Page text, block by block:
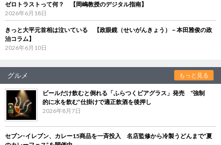
ゼロトラストって何？ 【岡嶋教授のデジタル指南】
2026年6月18日
きっと大平元首相は泣いている 【政眼鏡（せいがんきょう）－本田雅俊の政
治コラム】
2026年6月10日
グルメ もっと見る
ビールだけ飲むと倒れる「ふらつくビアグラス」発売 “強制
的に水を飲む”仕掛けで適正飲酒を後押し
2026年8月7日
セブン‐イレブン、カレー15商品を一斉投入 名店監修から冷製うどんまで“夏